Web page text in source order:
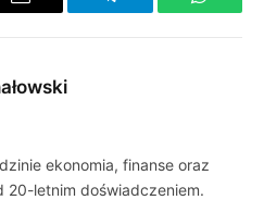
Email Telegram
ekonomia, finanse oraz
20-letnim doświadczeniem.